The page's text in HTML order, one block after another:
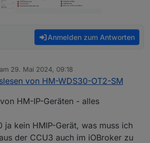
Anmelden zum Antworten
29. Mai 2024, 09:18
von
von HM-WDS30-OT2-SM
HM-IP-Geräten - alles
ja kein HMIP-Gerät, was muss ich
der CCU3 auch im iOBroker zu